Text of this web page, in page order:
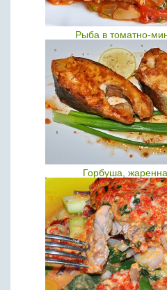
Рыба в томатно-
Горбуша,